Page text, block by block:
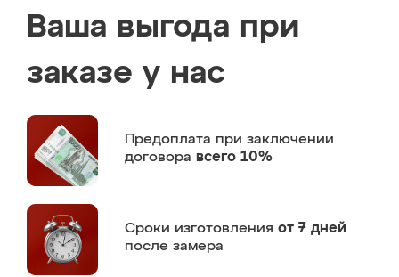
Ваша выгода при
заказе у нас
Предоплата при заключении
договора всего 10%
Сроки изготовления от 7 дней
после замера